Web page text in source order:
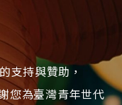
支持與贊助，
您為臺灣青年世代